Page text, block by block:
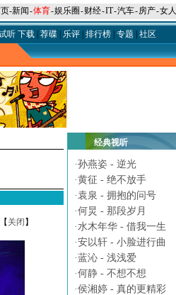
-新闻-体育-娱乐圈 -财经-IT-汽车-房产-女人
听 下载| 荐碟| 乐评| 排行榜| 专题 社区
关闭 】
经典视听
·孙燕姿 - 逆光
·黄征 - 绝不放手
·袁泉 - 拥抱的问号
·何炅 - 那段岁月
·水木年华 - 借我一生
·安以轩 - 小脸进行曲
·蓝沁 - 浅浅爱
·何静 - 不想不想
·侯湘婷 - 真的更精彩